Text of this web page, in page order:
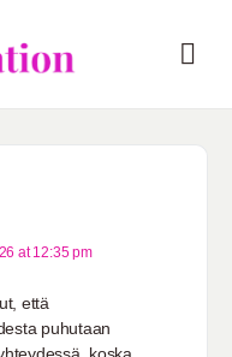
at 12:35 pm
että
puhutaan